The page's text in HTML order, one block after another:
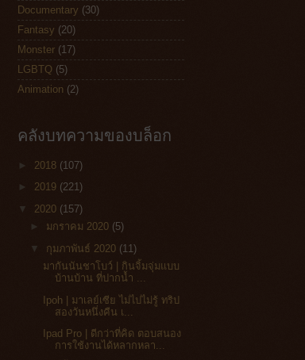
Documentary (30)
Fantasy (20)
Monster (17)
LGBTQ (5)
Animation (2)
คลังบทความของบล็อก
► 2018 (107)
► 2019 (221)
▼ 2020 (157)
► มกราคม 2020 (5)
▼ กุมภาพันธ์ 2020 (11)
มากันนันชาโบว์ | กินจิ้มจุ่มแบบ
บ้านบ้าน ที่ปากน้ำ ...
Ipoh | มาเลย์เซีย ไม่ไปไม่รู้ ทริป
สองวันหนึ่งคืน เ...
Ipad Pro | ดีกว่าที่คิด ตอบสนอง
การใช้งานได้หลากหลา...